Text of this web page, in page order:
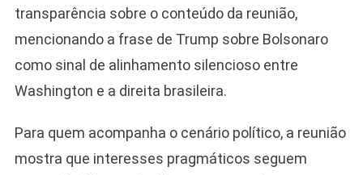
transparência sobre o conteúdo da reunião,
mencionando a frase de Trump sobre Bolsonaro
como sinal de alinhamento silencioso entre
Washington e a direita brasileira.
Para quem acompanha o cenário político, a reunião
mostra que interesses pragmáticos seguem